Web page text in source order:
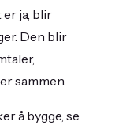
ja, blir
Den blir
sammen.
å bygge, se